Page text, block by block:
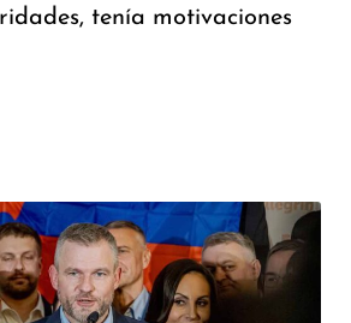
tenía motivaciones